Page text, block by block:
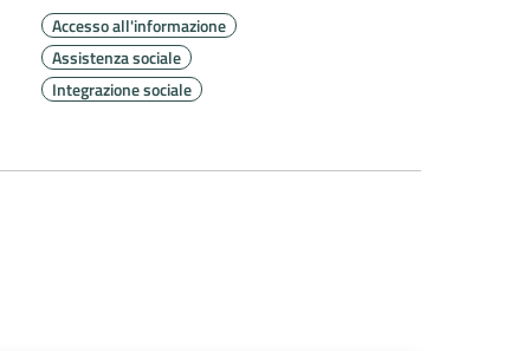
Accesso all'informazione
Assistenza sociale
Integrazione sociale